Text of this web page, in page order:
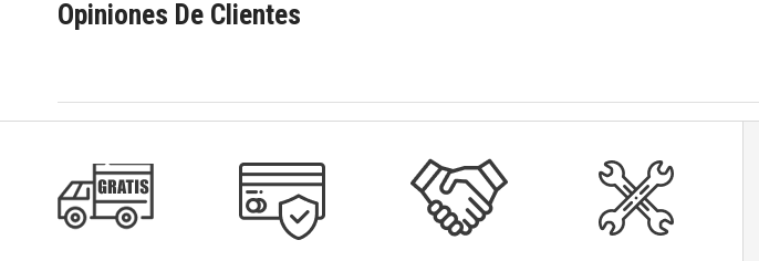
Opiniones De Clientes